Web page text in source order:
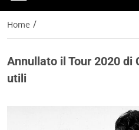
Home /
Annullato il Tour 2020 di
utili